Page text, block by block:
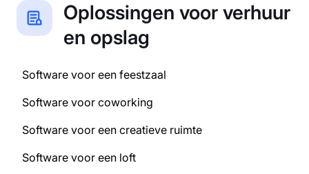
Oplossingen voor verhuur
en opslag
Software voor een feestzaal
Software voor coworking
Software voor een creatieve ruimte
Software voor een loft